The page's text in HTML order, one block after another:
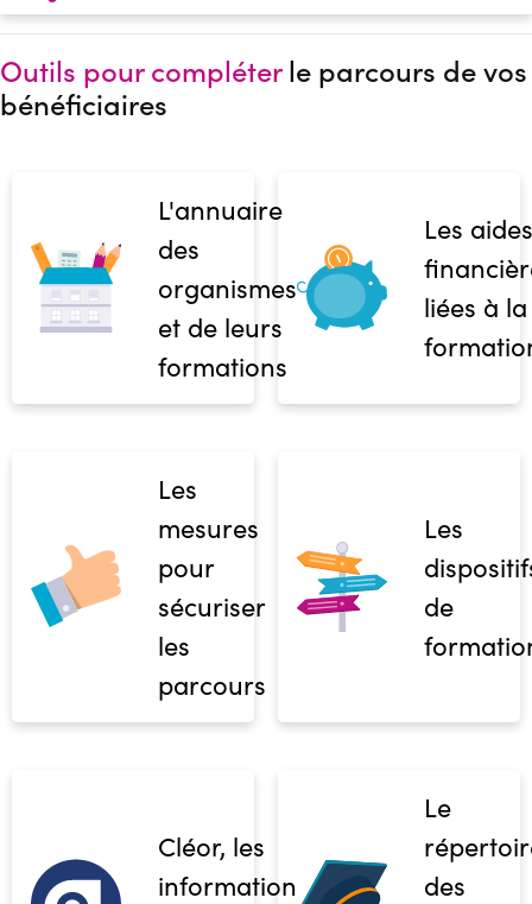
Outils pour compléterle parcours de vos
bénéficiaires
L'annuaire
des
organismes
et de leurs
formations
Les aides
liées à la
Les
mesures
pour
sécuriser
les
parcours
Les
de
Cléor, les
informations
Le
des